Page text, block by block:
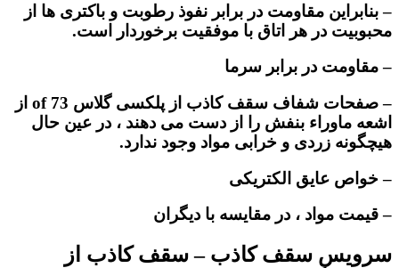
– بنابراین مقاومت در برابر نفوذ رطوبت و باکتری ها از
محبوبیت در هر اتاق با موفقیت برخوردار است.
– مقاومت در برابر سرما
– صفحات شفاف سقف کاذب از پلکسی گلاس 73 of از
اشعه ماوراء بنفش را از دست می دهند ، در عین حال
هیچگونه زردی و خرابی مواد وجود ندارد.
– خواص عایق الکتریکی
– قیمت مواد ، در مقایسه با دیگران
سرویس سقف کاذب – سقف کاذب از